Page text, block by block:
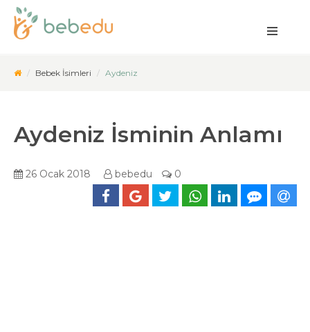
Bebek İsimleri Aydeniz
Aydeniz İsminin Anlamı
26 Ocak 2018 bebedu 0